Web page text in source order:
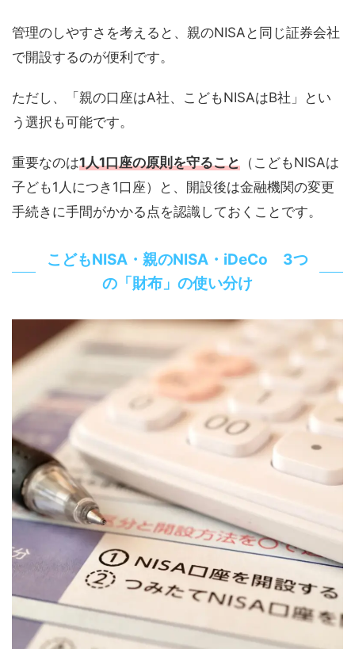
管理のしやすさを考えると、親のNISAと同じ証券会社
で開設するのが便利です。
ただし、「親の口座はA社、こどもNISAはB社」とい
う選択も可能です。
重要なのは1人1口座の原則を守ること （こどもNISAは
子ども1人につき1口座）と、開設後は金融機関の変更
手続きに手間がかかる点を認識しておくことです。
こどもNISA・親のNISA・iDeCo 3つ
の「財布」の使い分け